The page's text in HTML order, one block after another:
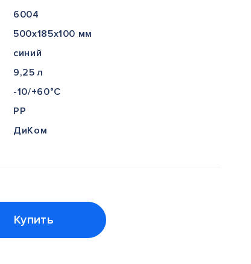
6004
500x185x100 мм
синий
9,25 л
-10/+60°С
PP
ДиКом
Купить